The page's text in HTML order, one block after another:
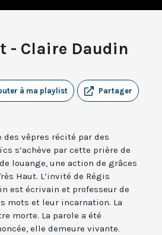
- Claire Daudin
Partager
à ma playlist
des vêpres récité par des
s’achève par cette prière de
louange, une action de grâces
Haut. L’invité de Régis
est écrivain et professeur de
mots et leur incarnation. La
morte. La parole a été
elle demeure vivante.